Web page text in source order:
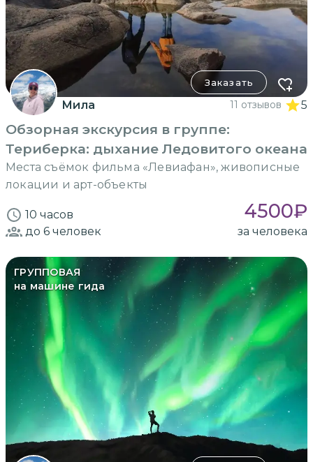
Заказать
Мила 11 отзывов 5
Обзорная экскурсия в группе:
Териберка: дыхание Ледовитого океана
Места съёмок фильма «Левиафан», живописные
локации и арт-объекты
10 часов 4500₽
до 6 человек за человека
ГРУППОВАЯ
на машине гида